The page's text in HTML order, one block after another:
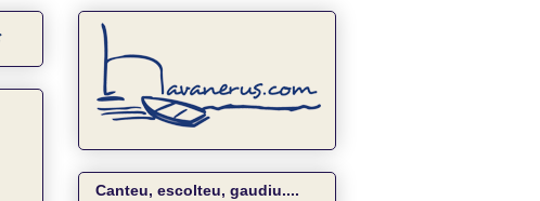
Canteu, escolteu, gaudiu....